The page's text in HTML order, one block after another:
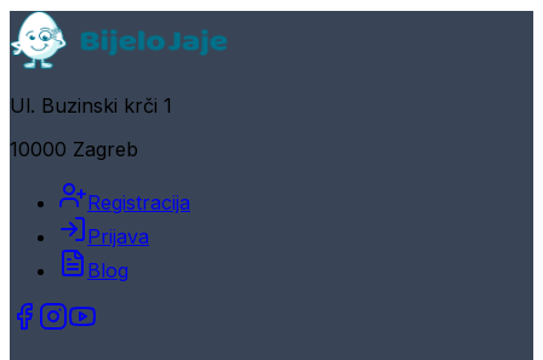
Ul. Buzinski krči 1
10000 Zagreb
Registracija
Prijava
Blog